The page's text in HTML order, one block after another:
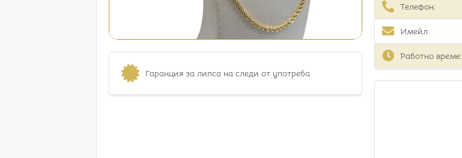
Гаранция за липса на следи от употреба
Телефон:
Имейл:
Работно време: